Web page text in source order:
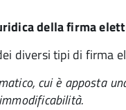
della firma
diversi tipi di firma
cui è apposta